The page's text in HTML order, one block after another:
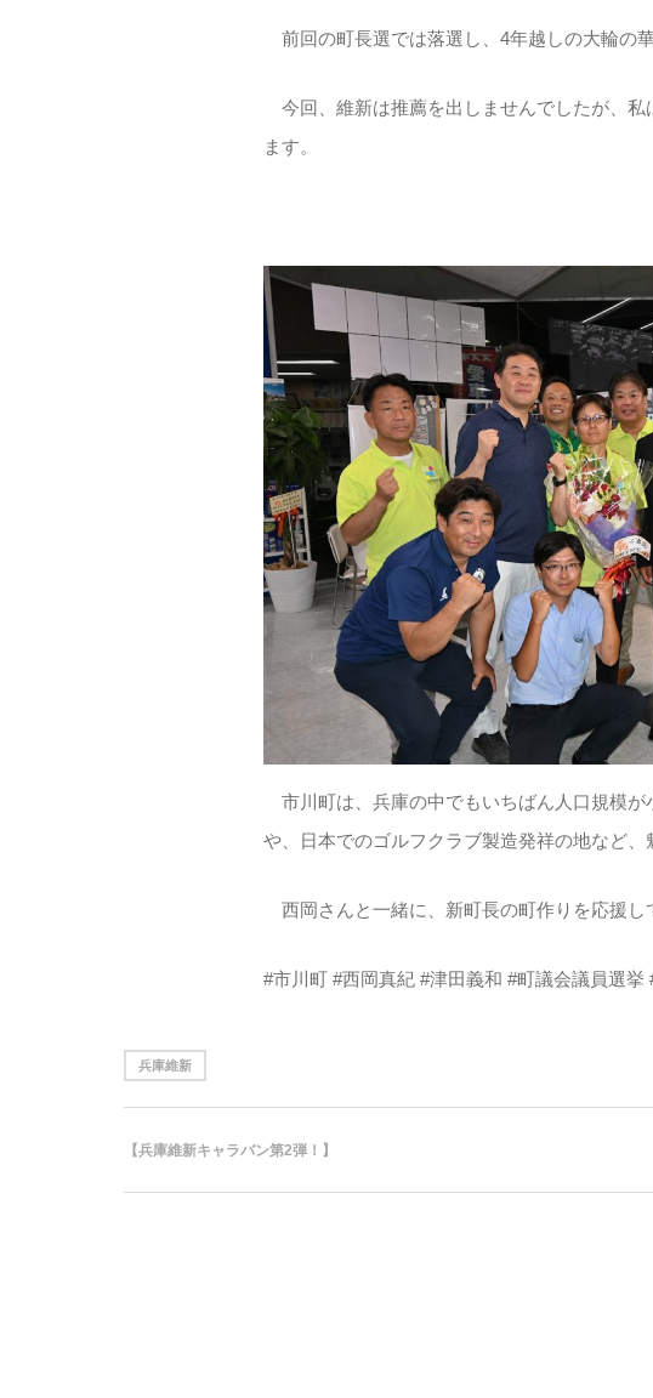
前回の町長選では落選し、4年越しの大輪の華
今回、維新は推薦を出しませんでしたが、
ます。
市川町は、兵庫の中でもいちばん人口規模が
や、日本でのゴルフクラブ製造発祥の地など、
西岡さんと一緒に、新町長の町作りを応援し
#市川町 #西岡真紀 #津田義和 #町議会議員選挙
兵庫維新
【兵庫維新キャラバン第2弾！】